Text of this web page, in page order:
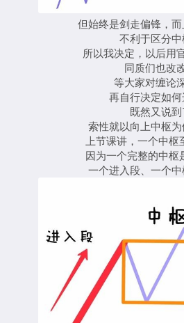
但始终是剑走偏锋，
不利于区分中
所以我决定，以后用
同质们也改
等大家对缠论
再自行决定如
既然又说
索性就以向上中枢
上节课讲，一个中
因为一个完整的中枢
一个进入段、一个